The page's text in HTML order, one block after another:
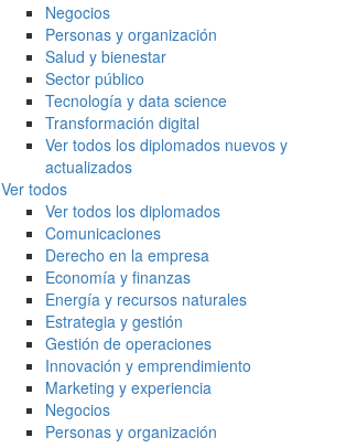
Negocios
Personas y organización
Salud y bienestar
Sector público
Tecnología y data science
Transformación digital
Ver todos los diplomados nuevos y
actualizados
Ver todos
Ver todos los diplomados
Comunicaciones
Derecho en la empresa
Economía y finanzas
Energía y recursos naturales
Estrategia y gestión
Gestión de operaciones
Innovación y emprendimiento
Marketing y experiencia
Negocios
Personas y organización